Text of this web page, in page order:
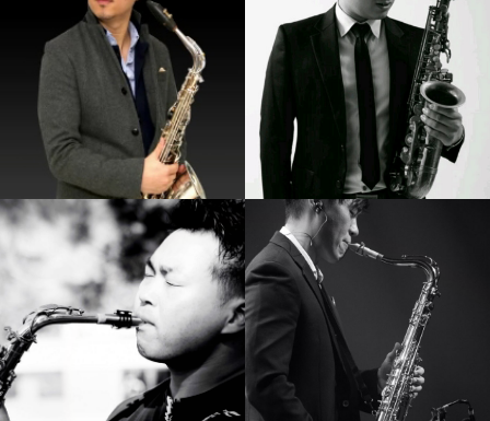
강기만
강의보기
박규현
강의보기
손민 김성길